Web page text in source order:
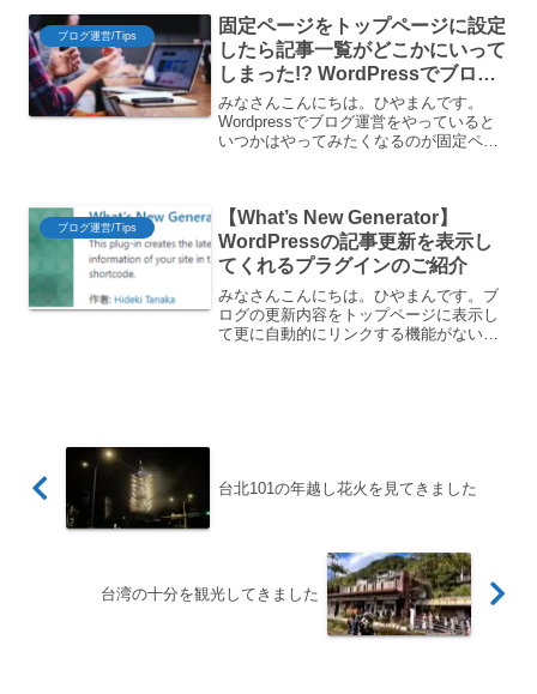
ブログ運営/Tips
固定ページをトップページに設定
したら記事一覧がどこかにいって
しまった!? WordPressでブログ
の記事一覧を表示するための固定
ページの作成方法
みなさんこんにちは。ひやまんです。
Wordpressでブログ運営をやっていると
いつかはやってみたくなるのが固定ペー
型にすることで見栄...
ブログ運営/Tips
【What’s New Generator】
WordPressの記事更新を表示し
てくれるプラグインのご紹介
みなさんこんにちは。ひやまんです。ブ
ログの更新内容をトップページに表示し
て更に自動的にリンクする機能がないだ
台北101の年越し花火を見てきました
台湾の十分を観光してきました